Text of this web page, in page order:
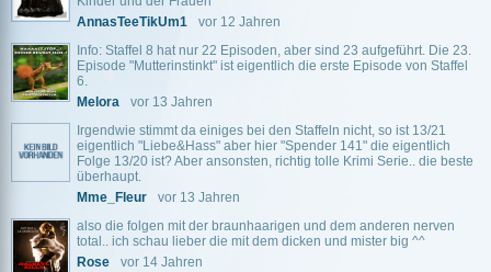
AnnasTeeTikUm1
vor 12 Jahren
Info: Staffel 8 hat nur 22 Episoden, aber sind 23 aufgeführt. Die 23.
Episode "Mutterinstinkt" ist eigentlich die erste Episode von Staffel
6.
Melora
vor 13 Jahren
Irgendwie stimmt da einiges bei den Staffeln nicht, so ist 13/21
eigentlich "Liebe&Hass" aber hier "Spender 141" die eigentlich
Folge 13/20 ist? Aber ansonsten, richtig tolle Krimi Serie.. die beste
überhaupt.
Mme_Fleur
vor 13 Jahren
also die folgen mit der braunhaarigen und dem anderen nerven
total.. ich schau lieber die mit dem dicken und mister big ^^
Rose
vor 14 Jahren